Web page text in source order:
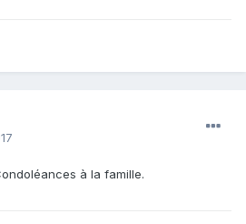
à la famille.